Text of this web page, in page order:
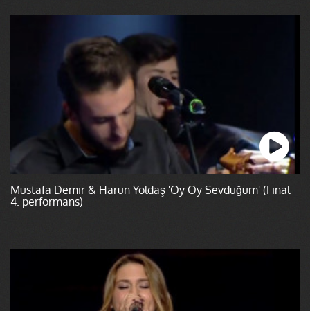
Mustafa Demir & Harun Yoldaş 'Oy Oy Sevduğum' (Final
4. performans)